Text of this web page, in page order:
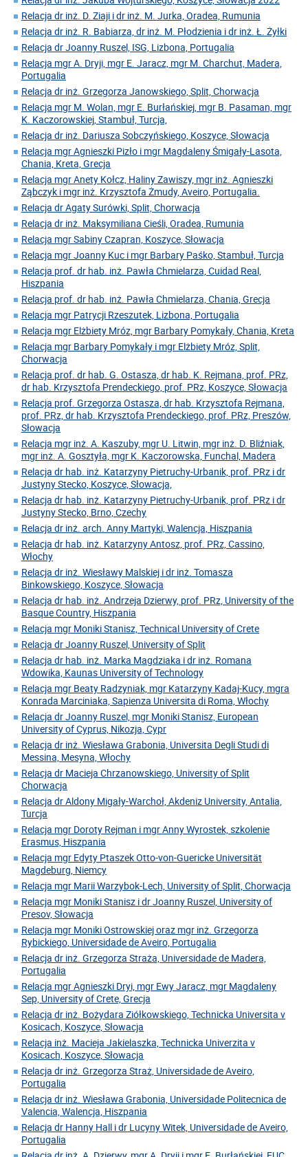
Relacja dr inż. D. Ziaji i dr inż. M. Jurka, Oradea, Rumunia
Relacja dr inż. R. Babiarza, dr inż. M. Płodzienia i dr inż. Ł. Żyłki
Relacja dr Joanny Ruszel, ISG, Lizbona, Portugalia
Relacja mgr A. Dryji, mgr E. Jaracz, mgr M. Charchut, Madera,
Portugalia
Relacja dr inż. Grzegorza Janowskiego, Split, Chorwacja
Relacja mgr M. Wolan, mgr E. Burłańskiej, mgr B. Pasaman, mgr
K. Kaczorowskiej, Stambuł, Turcja,
Relacja dr inż. Dariusza Sobczyńskiego, Koszyce, Słowacja
Relacja mgr Agnieszki Pizło i mgr Magdaleny Śmigały-Lasota,
Chania, Kreta, Grecja
Relacja mgr Anety Kołcz, Haliny Zawiszy, mgr inż. Agnieszki
Ząbczyk i mgr inż. Krzysztofa Żmudy, Aveiro, Portugalia.
Relacja dr Agaty Surówki, Split, Chorwacja
Relacja dr inż. Maksymiliana Cieśli, Oradea, Rumunia
Relacja mgr Sabiny Czapran, Koszyce, Słowacja
Relacja mgr Joanny Kuc i mgr Barbary Paśko, Stambuł, Turcja
Relacja prof. dr hab. inż. Pawła Chmielarza, Cuidad Real,
Hiszpania
Relacja prof. dr hab. inż. Pawła Chmielarza, Chania, Grecja
Relacja mgr Patrycji Rzeszutek, Lizbona, Portugalia
Relacja mgr Elżbiety Mróz, mgr Barbary Pomykały, Chania, Kreta
Relacja mgr Barbary Pomykały i mgr Elżbiety Mróz, Split,
Chorwacja
Relacja prof. dr hab. G. Ostasza, dr hab. K. Rejmana, prof. PRz,
dr hab. Krzysztofa Prendeckiego, prof. PRz, Koszyce, Słowacja
Relacja prof. Grzegorza Ostasza, dr hab. Krzysztofa Rejmana,
prof. PRz, dr hab. Krzysztofa Prendeckiego, prof. PRz, Preszów,
Słowacja
Relacja mgr inż. A. Kaszuby, mgr U. Litwin, mgr inż. D. Bliźniak,
mgr inż. A. Gosztyła, mgr K. Kaczorowska, Funchal, Madera
Relacja dr hab. inż. Katarzyny Pietruchy-Urbanik, prof. PRz i dr
Justyny Stecko, Koszyce, Słowacja,
Relacja dr hab. inż. Katarzyny Pietruchy-Urbanik, prof. PRz i dr
Justyny Stecko, Brno, Czechy
Relacja dr inż. arch. Anny Martyki, Walencja, Hiszpania
Relacja dr hab. inż. Katarzyny Antosz, prof. PRz, Cassino,
Włochy
Relacja dr inż. Wiesławy Malskiej i dr inż. Tomasza
Binkowskiego, Koszyce, Słowacja
Relacja dr hab. inż. Andrzeja Dzierwy, prof. PRz, University of the
Basque Country, Hiszpania
Relacja mgr Moniki Stanisz, Technical University of Crete
Relacja dr Joanny Ruszel, University of Split
Relacja dr hab. inż. Marka Magdziaka i dr inż. Romana
Wdowika, Kaunas University of Technology
Relacja mgr Beaty Radzyniak, mgr Katarzyny Kadaj-Kucy, mgra
Konrada Marciniaka, Sapienza Universita di Roma, Włochy
Relacja dr Joanny Ruszel, mgr Moniki Stanisz, European
University of Cyprus, Nikozja, Cypr
Relacja dr inż. Wiesława Grabonia, Universita Degli Studi di
Messina, Mesyna, Włochy
Relacja dr Macieja Chrzanowskiego, University of Split
Chorwacja
Relacja dr Aldony Migały-Warchoł, Akdeniz University, Antalia,
Turcja
Relacja mgr Doroty Rejman i mgr Anny Wyrostek, szkolenie
Erasmus, Hiszpania
Relacja mgr Edyty Ptaszek Otto-von-Guericke Universität
Magdeburg, Niemcy
Relacja mgr Marii Warzybok-Lech, University of Split, Chorwacja
Relacja mgr Moniki Stanisz i dr Joanny Ruszel, University of
Presov, Słowacja
Relacja mgr Moniki Ostrowskiej oraz mgr inż. Grzegorza
Rybickiego, Universidade de Aveiro, Portugalia
Relacja dr inż. Grzegorza Straża, Universidade de Madera,
Portugalia
Relacja mgr Agnieszki Dryi, mgr Ewy Jaracz, mgr Magdaleny
Sep, University of Crete, Grecja
Relacja dr inż. Bożydara Ziółkowskiego, Technicka Universita v
Kosicach, Koszyce, Słowacja
Relacja inż. Macieja Jakielaszka, Technicka Univerzita v
Kosicach, Koszyce, Słowacja
Relacja dr inż. Grzegorza Straż, Universidade de Aveiro,
Portugalia
Relacja dr inż. Wiesława Grabonia, Universidade Politecnica de
Valencia, Walencja, Hiszpania
Relacja dr Hanny Hall i dr Lucyny Witek, Universidade de Aveiro,
Portugalia